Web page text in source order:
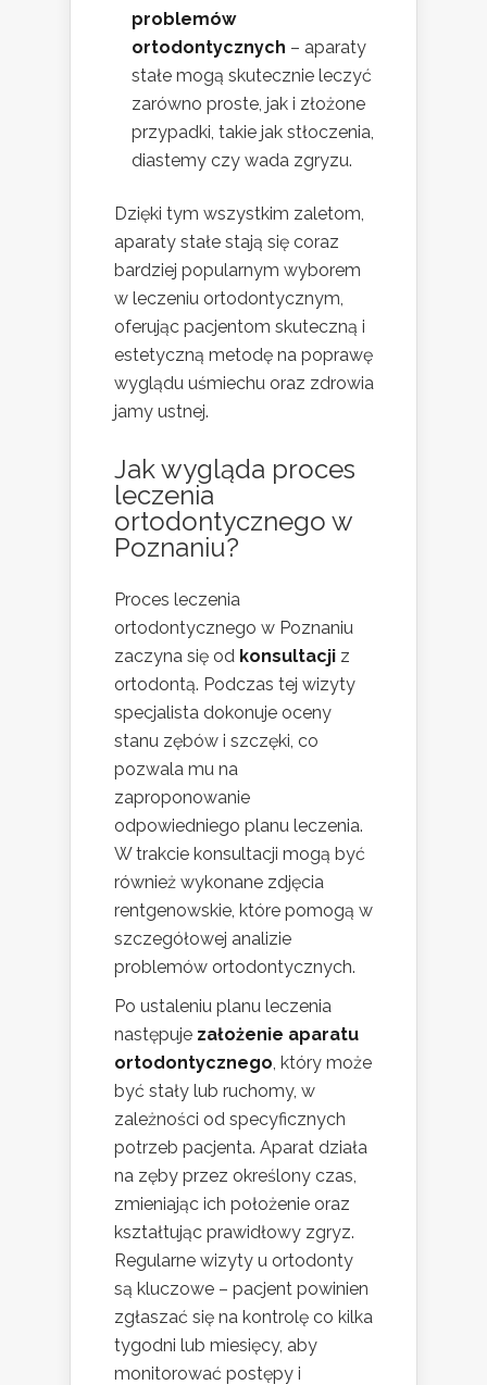
problemów
ortodontycznych – aparaty
stałe mogą skutecznie leczyć
zarówno proste, jak i złożone
przypadki, takie jak stłoczenia,
diastemy czy wada zgryzu.
Dzięki tym wszystkim zaletom,
aparaty stałe stają się coraz
bardziej popularnym wyborem
w leczeniu ortodontycznym,
oferując pacjentom skuteczną i
estetyczną metodę na poprawę
wyglądu uśmiechu oraz zdrowia
jamy ustnej.
Jak wygląda proces
leczenia
ortodontycznego w
Poznaniu?
Proces leczenia
ortodontycznego w Poznaniu
zaczyna się od konsultacji z
ortodontą. Podczas tej wizyty
specjalista dokonuje oceny
stanu zębów i szczęki, co
pozwala mu na
zaproponowanie
odpowiedniego planu leczenia.
W trakcie konsultacji mogą być
również wykonane zdjęcia
rentgenowskie, które pomogą w
szczegółowej analizie
problemów ortodontycznych.
Po ustaleniu planu leczenia
następuje założenie aparatu
ortodontycznego , który może
być stały lub ruchomy, w
zależności od specyficznych
potrzeb pacjenta. Aparat działa
na zęby przez określony czas,
zmieniając ich położenie oraz
kształtując prawidłowy zgryz.
Regularne wizyty u ortodonty
są kluczowe – pacjent powinien
zgłaszać się na kontrolę co kilka
tygodni lub miesięcy, aby
monitorować postępy i